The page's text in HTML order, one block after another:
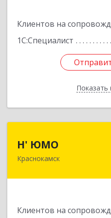
Клиентов на
1С:Специалист
Показать
Н' ЮМО
Краснокамск
Клиентов на
617060, Пермский